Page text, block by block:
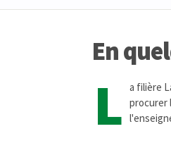
En
L a filière
procurer